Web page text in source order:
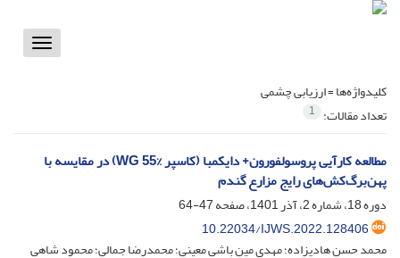
Toggle
کلیدواژه‌ها =ارزیابی چشمی
تعداد مقالات: 1
مطالعه کارآیی پروسولفورون+ دای‏کمبا (کاسپر WG 55%) در مقایسه با
پهن‌برگ‌کش‌های رایج مزارع گندم
دوره 18، شماره 2، آذر 1401، صفحه
47-64
10.22034/IJWS.2022.128406
محمد حسن هادیزاده؛ مهدی مین باشی معینی؛ محمدرضا جمالی؛ محمود شاهی